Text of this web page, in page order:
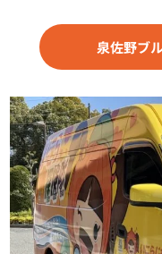
泉佐野ブ